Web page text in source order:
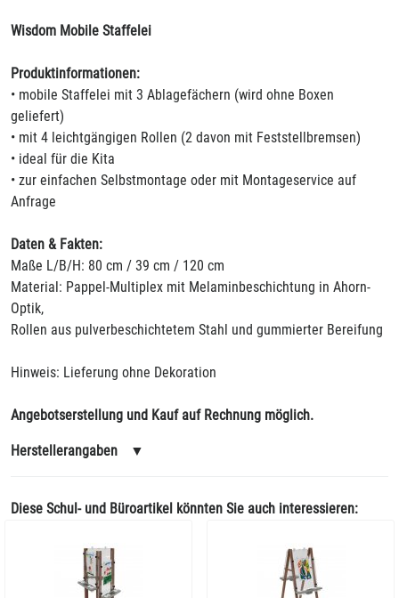
Wisdom Mobile Staffelei
Produktinformationen:
• mobile Staffelei mit 3 Ablagefächern (wird ohne Boxen
geliefert)
• mit 4 leichtgängigen Rollen (2 davon mit Feststellbremsen)
• ideal für die Kita
• zur einfachen Selbstmontage oder mit Montageservice auf
Anfrage
Daten & Fakten:
Maße L/B/H: 80 cm / 39 cm / 120 cm
Material: Pappel-Multiplex mit Melaminbeschichtung in Ahorn-
Optik,
Rollen aus pulverbeschichtetem Stahl und gummierter Bereifung
Hinweis: Lieferung ohne Dekoration
Angebotserstellung und Kauf auf Rechnung möglich.
Herstellerangaben ▼
Diese Schul- und Büroartikel könnten Sie auch interessieren: